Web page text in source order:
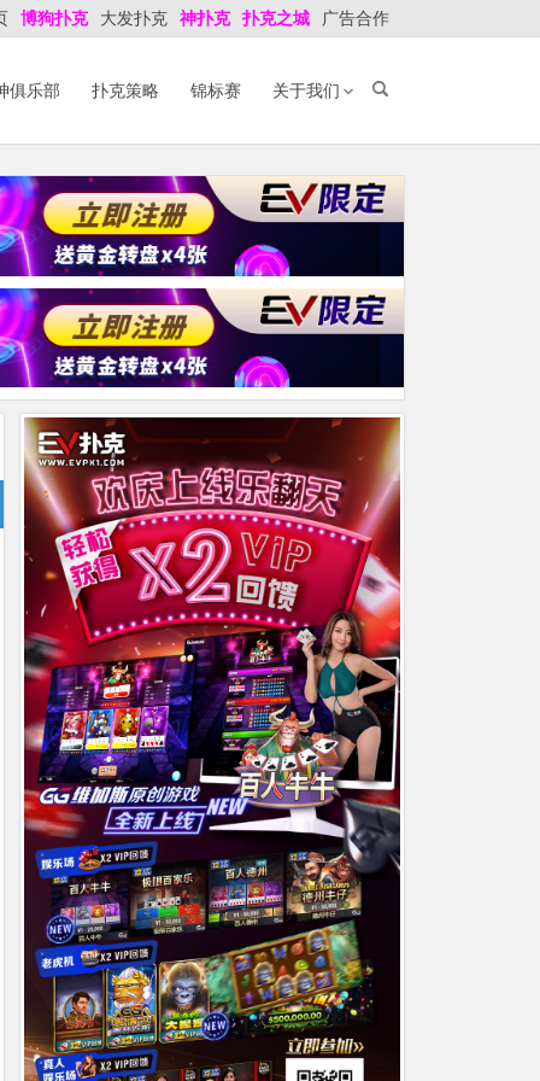
博狗扑克 大发扑克 神扑克 扑克之城 广告合作
俱乐部 扑克策略 锦标赛 关于我们